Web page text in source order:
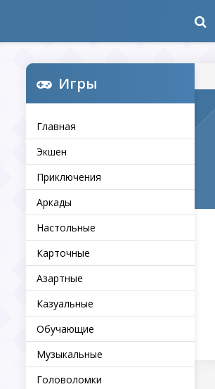
Игры
Главная
Экшен
Приключения
Аркады
Настольные
Карточные
Азартные
Казуальные
Обучающие
Музыкальные
Головоломки